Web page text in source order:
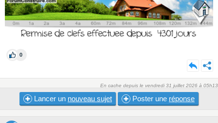
0
En cache depuis le vendredi 31 juillet 2026 à 05h13
Lancer un nouveau sujet Poster une réponse